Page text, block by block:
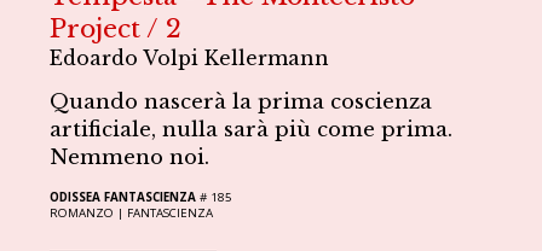
Project / 2
Edoardo Volpi Kellermann
Quando nascerà la prima coscienza
artificiale, nulla sarà più come prima.
Nemmeno noi.
ODISSEA FANTASCIENZA # 185
ROMANZO | FANTASCIENZA